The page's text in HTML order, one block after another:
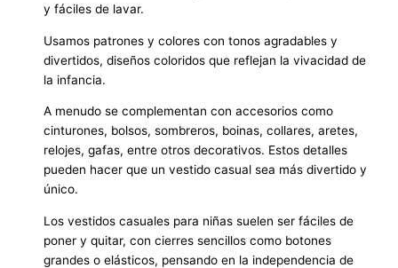
y fáciles de lavar.
Usamos patrones y colores con tonos agradables y
divertidos, diseños coloridos que reflejan la vivacidad de
la infancia.
A menudo se complementan con accesorios como
cinturones, bolsos, sombreros, boinas, collares, aretes,
relojes, gafas, entre otros decorativos. Estos detalles
pueden hacer que un vestido casual sea más divertido y
único.
Los vestidos casuales para niñas suelen ser fáciles de
poner y quitar, con cierres sencillos como botones
grandes o elásticos, pensando en la independencia de